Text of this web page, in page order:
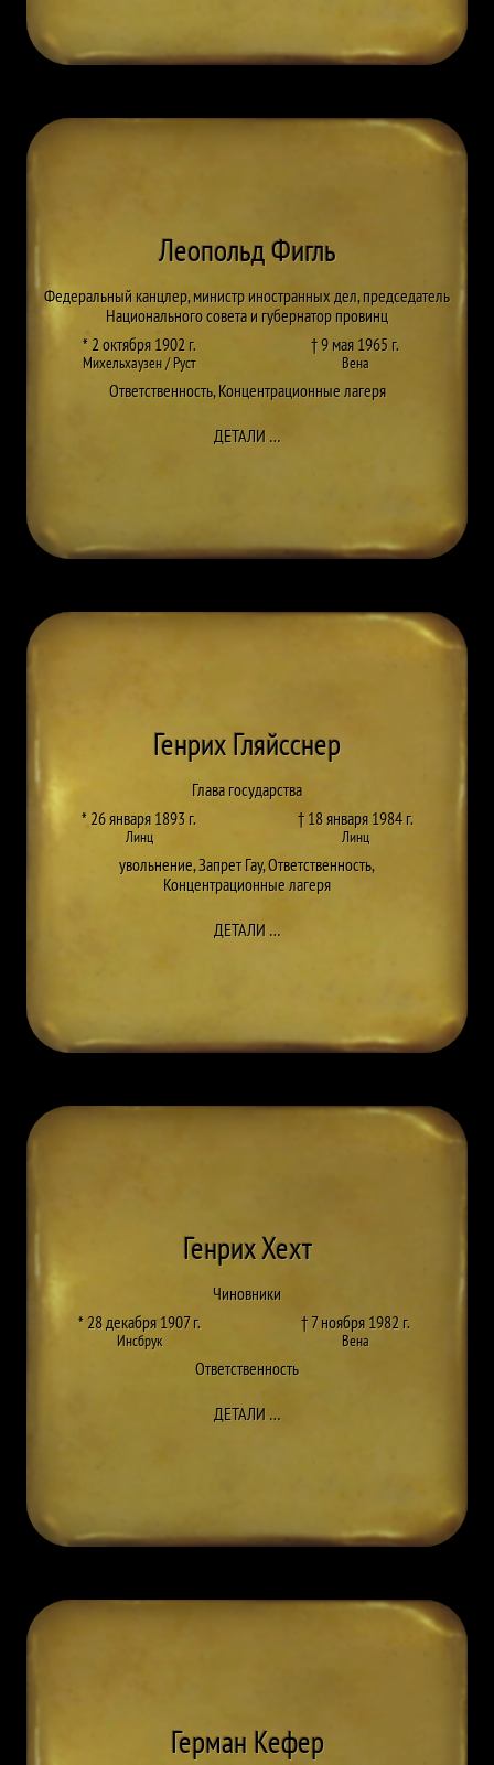
Леопольд Фигль
Федеральный канцлер, министр иностранных дел, председатель
Национального совета и губернатор провинц
* 2 октября 1902 г.
Михельхаузен / Руст
† 9 мая 1965 г.
Вена
Ответственность,Концентрационные лагеря
ДЕТАЛИ…ДО LEOPOLD FIGL
Генрих Гляйсснер
Глава государства
* 26 января 1893 г.
Линц
† 18 января 1984 г.
Линц
увольнение,Запрет Гау,Ответственность,
Концентрационные лагеря
ДЕТАЛИ…ДО HEINRICH GLEISSNER
Генрих Хехт
Чиновники
* 28 декабря 1907 г.
Инсбрук
† 7 ноября 1982 г.
Вена
Ответственность
ДЕТАЛИ…ДО HEINRICH HECHT
Герман Кефер